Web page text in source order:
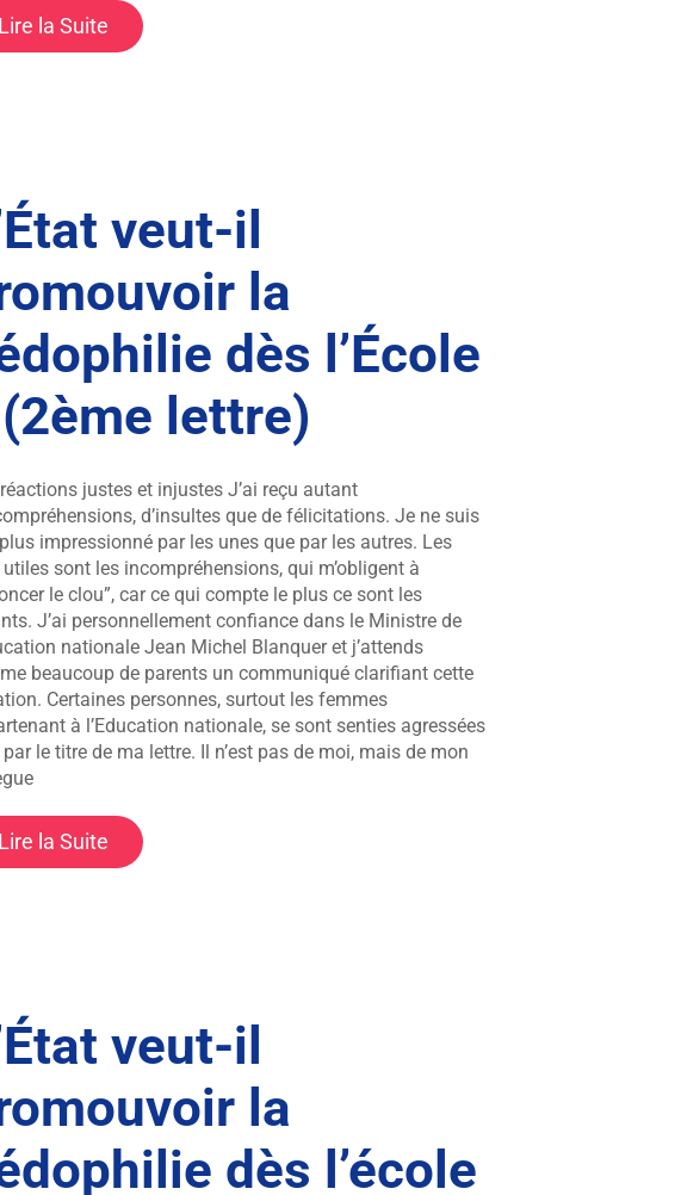
Lire la Suite
veut-il
la
dès l’École
lettre)
justes et injustes J’ai reçu autant
d’insultes que de félicitations. Je ne suis
impressionné par les unes que par les autres. Les
sont les incompréhensions, qui m’obligent à
le clou”, car ce qui compte le plus ce sont les
J’ai personnellement confiance dans le Ministre de
nationale Jean Michel Blanquer et j’attends
beaucoup de parents un communiqué clarifiant cette
Certaines personnes, surtout les femmes
à l’Education nationale, se sont senties agressées
le titre de ma lettre. Il n’est pas de moi, mais de mon
Lire la Suite
veut-il
la
dès l’école